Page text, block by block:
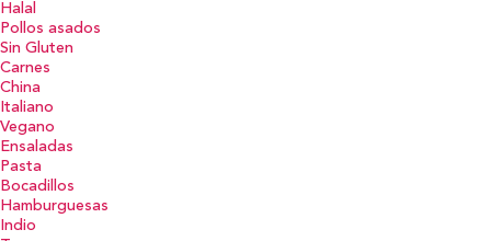
Halal
Pollos asados
Sin Gluten
Carnes
China
Italiano
Vegano
Ensaladas
Pasta
Bocadillos
Hamburguesas
Indio